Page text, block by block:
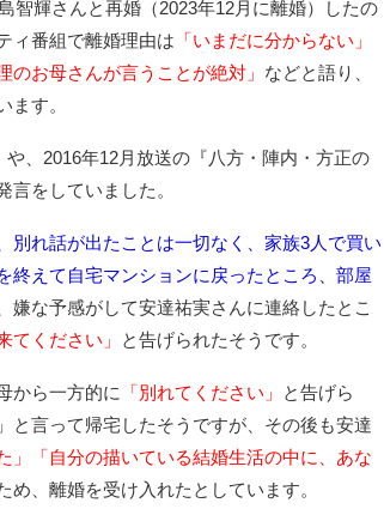
智輝さんと再婚（2023年12月に離婚）したの
ィ番組で離婚理由は 「いまだに分からない」
のお母さんが言うことが絶対」 などと語り、
す。
、2016年12月放送の『八方・陣内・方正の
をしていました。
別れ話が出たことは一切なく、家族3人で買い
終えて自宅マンションに戻ったところ、部屋
嫌な予感がして安達祐実さんに連絡したとこ
てください」 と告げられたそうです。
から一方的に 「別れてください」
と告げら
と言って帰宅したそうですが、その後も安達
」「自分の描いている結婚生活の中に、あな
め、離婚を受け入れたとしています。